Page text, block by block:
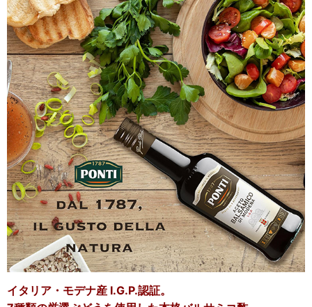
イタリア・モデナ産 I.G.P.認証。